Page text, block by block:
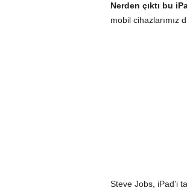
Nerden çıktı bu
mobil cihazlarımız
Steve Jobs, iPad’i